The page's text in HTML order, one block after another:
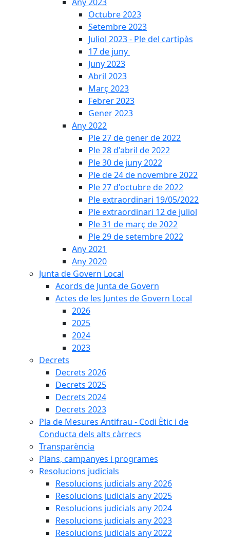
Octubre 2023
Setembre 2023
Juliol 2023 - Ple del cartipàs
17 de juny
Juny 2023
Abril 2023
Març 2023
Febrer 2023
Gener 2023
Any 2022
Ple 27 de gener de 2022
Ple 28 d'abril de 2022
Ple 30 de juny 2022
Ple de 24 de novembre 2022
Ple 27 d'octubre de 2022
Ple extraordinari 19/05/2022
Ple extraordinari 12 de juliol
Ple 31 de març de 2022
Ple 29 de setembre 2022
Any 2021
Any 2020
Junta de Govern Local
Acords de Junta de Govern
Actes de les Juntes de Govern Local
2026
2025
2024
2023
Decrets
Decrets 2026
Decrets 2025
Decrets 2024
Decrets 2023
Pla de Mesures Antifrau - Codi Ètic i de
Conducta dels alts càrrecs
Transparència
Plans, campanyes i programes
Resolucions judicials
Resolucions judicials any 2026
Resolucions judicials any 2025
Resolucions judicials any 2024
Resolucions judicials any 2023
Resolucions judicials any 2022